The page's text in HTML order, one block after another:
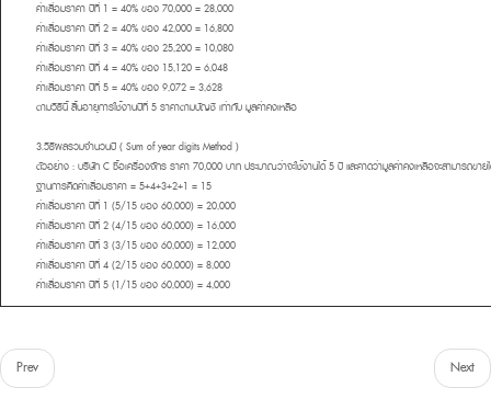
ค่าเสื่อมราคา ปีที่ 1 = 40% ของ 70,000 = 28,000
ค่าเสื่อมราคา ปีที่ 2 = 40% ของ 42,000 = 16,800
ค่าเสื่อมราคา ปีที่ 3 = 40% ของ 25,200 = 10,080
ค่าเสื่อมราคา ปีที่ 4 = 40% ของ 15,120 = 6,048
ค่าเสื่อมราคา ปีที่ 5 = 40% ของ 9,072 = 3,628
ตามวิธีนี้ สิ้นอายุการใช้งานปีที่ 5 ราคาตามบัญชี เท่ากับ มูลค่าคงเหลือ
3.วิธีผลรวมจำนวนปี ( Sum of year digits Method )
ตัวอย่าง :บริษัท C ซื้อเครื่องจักร ราคา 70,000 บาท ประมาณว่าจะใช้งานได้ 5 ปี และคาดว่ามูลค่าคงเหลือจะสามารถขาย
ฐานการคิดค่าเสื่อมราคา = 5+4+3+2+1 = 15
ค่าเสื่อมราคา ปีที่ 1 (5/15 ของ 60,000) = 20,000
ค่าเสื่อมราคา ปีที่ 2 (4/15 ของ 60,000) = 16,000
ค่าเสื่อมราคา ปีที่ 3 (3/15 ของ 60,000) = 12,000
ค่าเสื่อมราคา ปีที่ 4 (2/15 ของ 60,000) = 8,000
ค่าเสื่อมราคา ปีที่ 5 (1/15 ของ 60,000) = 4,000
Prev Next